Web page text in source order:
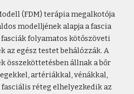
(FDM) terápia megalkotója
modelljének alapja a fascia
fasciák folyamatos kötőszöveti
az egész testet behálózzák. A
összeköttetésben állnak a bőr
artériákkal, vénákkal,
réteg elhelyezkedik az